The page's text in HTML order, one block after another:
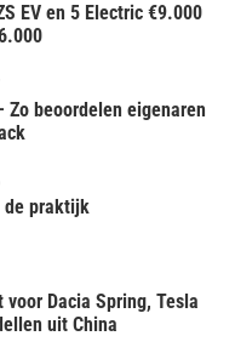
EV en 5 Electric €9.000
Zo beoordelen eigenaren
de praktijk
Dacia Spring, Tesla
uit China